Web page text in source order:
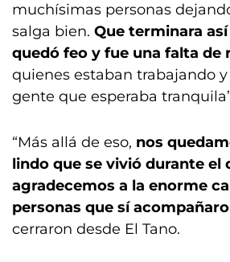
muchísimas personas
salga bien. Que terminara
quedó feo y fue una falta de
quienes estaban trabajando
gente que esperaba
“Más allá de eso, nos
lindo que se vivió durante el
agradecemos a la enorme
personas que sí
cerraron desde El Tano.